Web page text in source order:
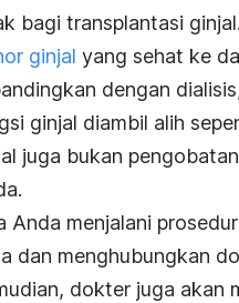
bagi transplantasi
ginjal yang sehat ke
dengan
ginjal diambil alih
juga bukan
Anda menjalani
dan menghubungkan
dokter juga akan